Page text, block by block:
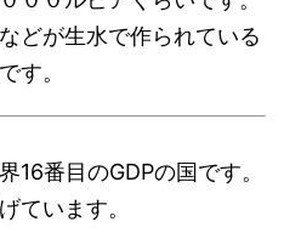
どが生水で作られている
す。
16番目のGDPの国です。
ています。